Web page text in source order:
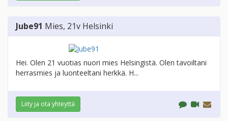
Jube91 Mies, 21v Helsinki
Hei. Olen 21 vuotias nuori mies Helsingistä. Olen tavoiltani
herrasmies ja luonteeltani herkkä. H...
Liity ja ota yhteyttä